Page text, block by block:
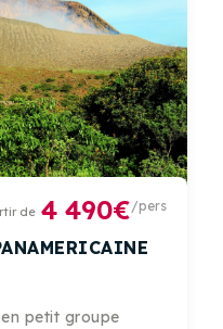
de 4 490€/pers
petit groupe